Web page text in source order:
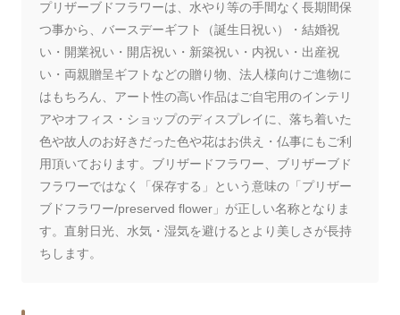
プリザーブドフラワーは、水やり等の手間なく長期間保
つ事から、バースデーギフト（誕生日祝い）・結婚祝
い・開業祝い・開店祝い・新築祝い・内祝い・出産祝
い・両親贈呈ギフトなどの贈り物、法人様向けご進物に
はもちろん、アート性の高い作品はご自宅用のインテリ
アやオフィス・ショップのディスプレイに、落ち着いた
色や故人のお好きだった色や花はお供え・仏事にもご利
用頂いております。ブリザードフラワー、ブリザーブド
フラワーではなく「保存する」という意味の「プリザー
ブドフラワー/preserved flower」が正しい名称となりま
す。直射日光、水気・湿気を避けるとより美しさが長持
ちします。